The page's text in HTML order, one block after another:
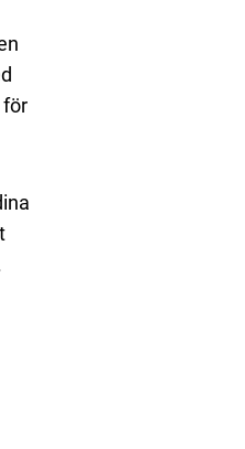
för